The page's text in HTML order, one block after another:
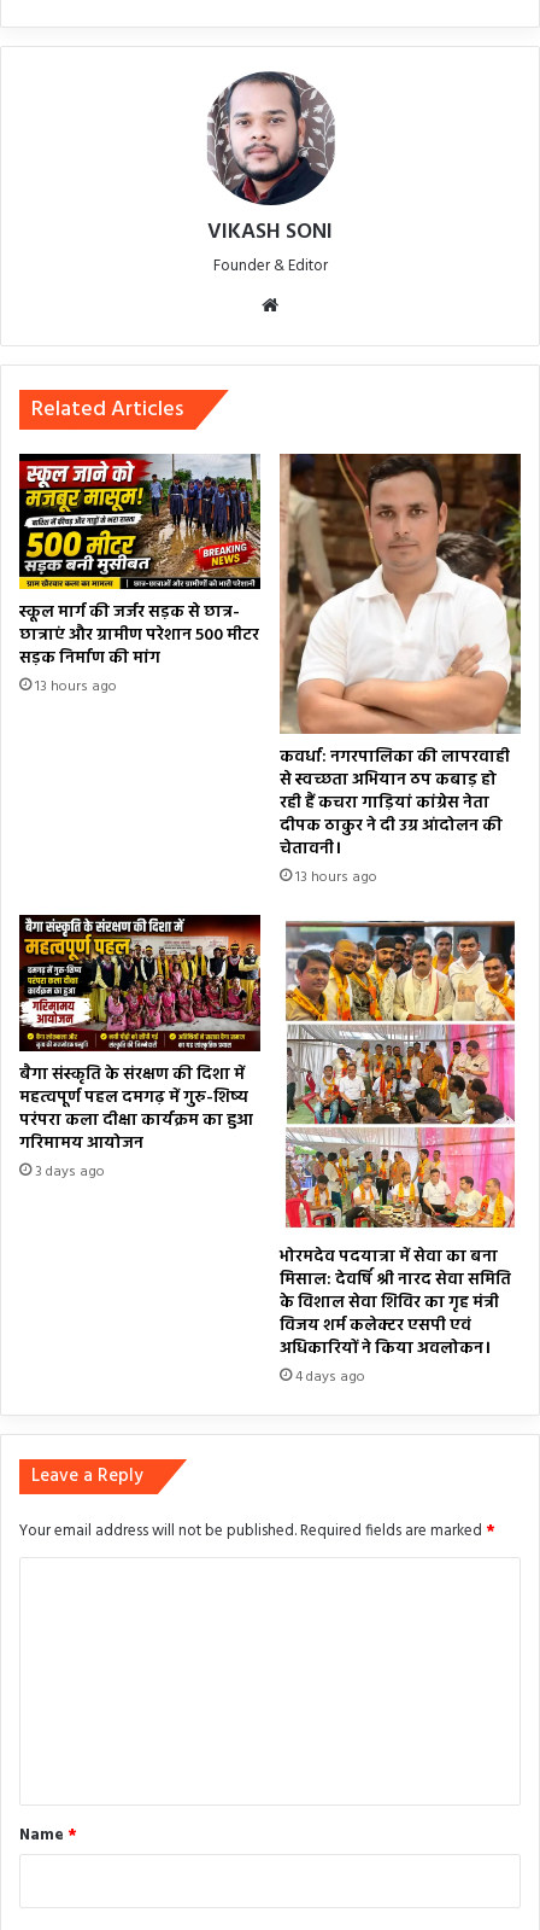
VIKASH SONI
Founder & Editor
Related Articles
स्कूल मार्ग की जर्जर सड़क से छात्र-
छात्राएं और ग्रामीण परेशान 500 मीटर
सड़क निर्माण की मांग
13 hours ago
कवर्धा: नगरपालिका की लापरवाही
से स्वच्छता अभियान ठप कबाड़ हो
रही हैं कचरा गाड़ियां कांग्रेस नेता
दीपक ठाकुर ने दी उग्र आंदोलन की
चेतावनी।
13 hours ago
बैगा संस्कृति के संरक्षण की दिशा में
महत्वपूर्ण पहल दमगढ़ में गुरु-शिष्य
परंपरा कला दीक्षा कार्यक्रम का हुआ
गरिमामय आयोजन
3 days ago
भोरमदेव पदयात्रा में सेवा का बना
मिसाल: देवर्षि श्री नारद सेवा समिति
के विशाल सेवा शिविर का गृह मंत्री
विजय शर्म कलेक्टर एसपी एवं
अधिकारियों ने किया अवलोकन।
4 days ago
Leave a Reply
Your email address will not be published.Required fields are marked *
*
Name *